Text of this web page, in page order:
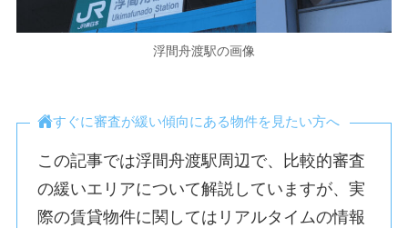
浮間舟渡駅の画像
すぐに審査が緩い傾向にある物件を見たい方へ
この記事では浮間舟渡駅周辺で、比較的審査
の緩いエリアについて解説していますが、実
際の賃貸物件に関してはリアルタイムの情報